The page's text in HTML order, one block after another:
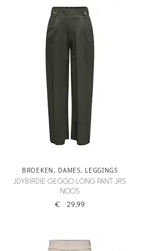
BROEKEN, DAMES, LEGGINGS
JDYBIRDIE GEGGO LONG PANT JRS
NOOS
€ 29,99